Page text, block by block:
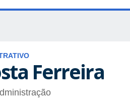
Ferreira